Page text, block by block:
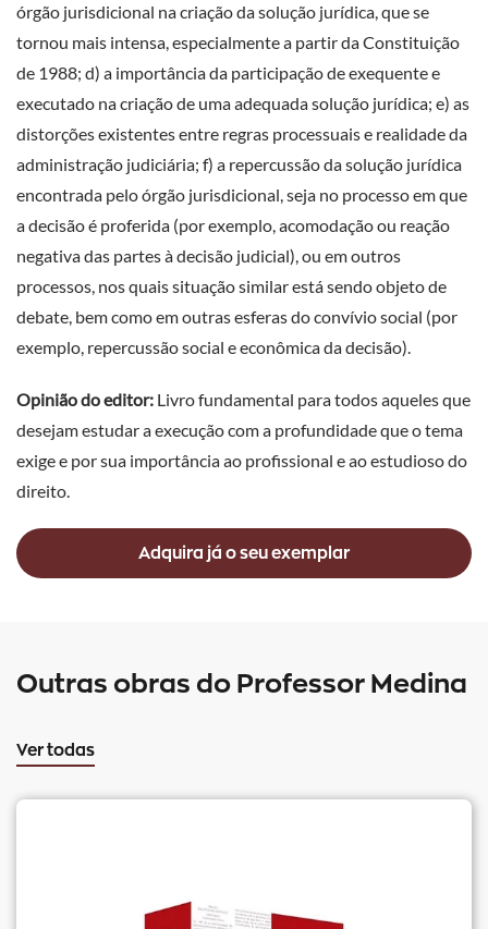
órgão jurisdicional na criação da solução jurídica, que se
tornou mais intensa, especialmente a partir da Constituição
de 1988; d) a importância da participação de exequente e
executado na criação de uma adequada solução jurídica; e) as
distorções existentes entre regras processuais e realidade da
administração judiciária; f) a repercussão da solução jurídica
encontrada pelo órgão jurisdicional, seja no processo em que
a decisão é proferida (por exemplo, acomodação ou reação
negativa das partes à decisão judicial), ou em outros
processos, nos quais situação similar está sendo objeto de
debate, bem como em outras esferas do convívio social (por
exemplo, repercussão social e econômica da decisão).
Opinião do editor: Livro fundamental para todos aqueles que
desejam estudar a execução com a profundidade que o tema
exige e por sua importância ao profissional e ao estudioso do
direito.
Adquira já o seu exemplar
Outras obras do Professor Medina
Ver todas